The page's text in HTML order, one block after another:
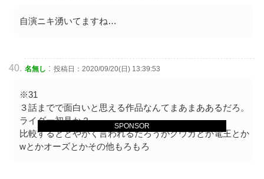
SPONSOR
自演ニキ湧いてますね…
名無し : 投稿日：2020/09/20(日) 13:39:53
※31
３話までで面白いと思える作品なんてまあまああるだろ。
ライダー初見か？
比較するととやかく言われるだろうがクウガとか電王とか
wとかオーズとかその他もろもろ